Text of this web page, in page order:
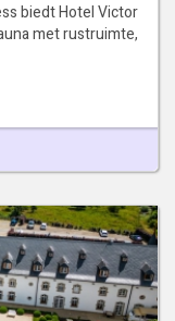
biedt Hotel Victor
met rustruimte,